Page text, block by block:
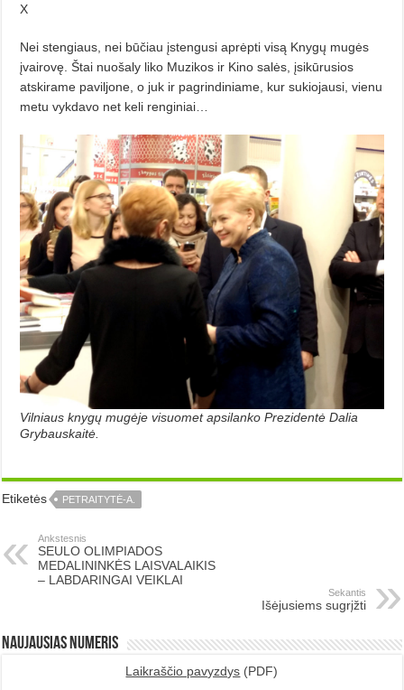
X
Nei stengiaus, nei būčiau įstengusi aprėpti visą Knygų mugės
įvairovę. Štai nuošaly liko Muzikos ir Kino salės, įsikūrusios
atskirame paviljone, o juk ir pagrindiniame, kur sukiojausi, vienu
metu vykdavo net keli renginiai…
Vilniaus knygų mugėje visuomet apsilanko Prezidentė Dalia
Grybauskaitė.
Etiketės PETRAITYTĖ-A.
Ankstesnis
SEULO OLIMPIADOS
MEDALININKĖS LAISVALAIKIS
– LABDARINGAI VEIKLAI
Sekantis
Išėjusiems sugrįžti
Naujausias numeris
Laikraščio pavyzdys (PDF)